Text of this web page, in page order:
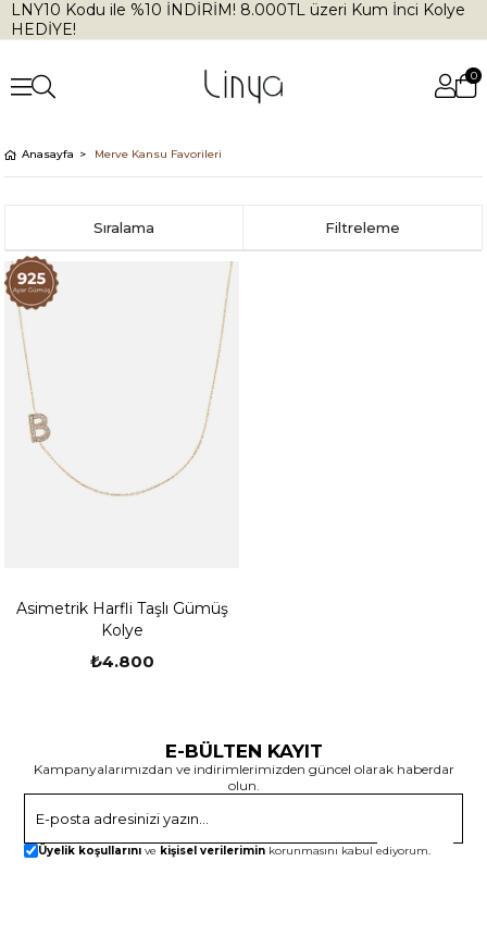
LNY10 Kodu ile %10 İNDİRİM! 8.000TL üzeri Kum İnci Kolye
HEDİYE!
0
Anasayfa Merve Kansu Favorileri
Filtreleme
Sıralama
Asimetrik Harfli Taşlı Gümüş
Kolye
₺4.800
E-BÜLTEN KAYIT
Kampanyalarımızdan ve indirimlerimizden güncel olarak haberdar
olun.
Üyelik koşullarını ve kişisel verilerimin korunmasını kabul ediyorum.